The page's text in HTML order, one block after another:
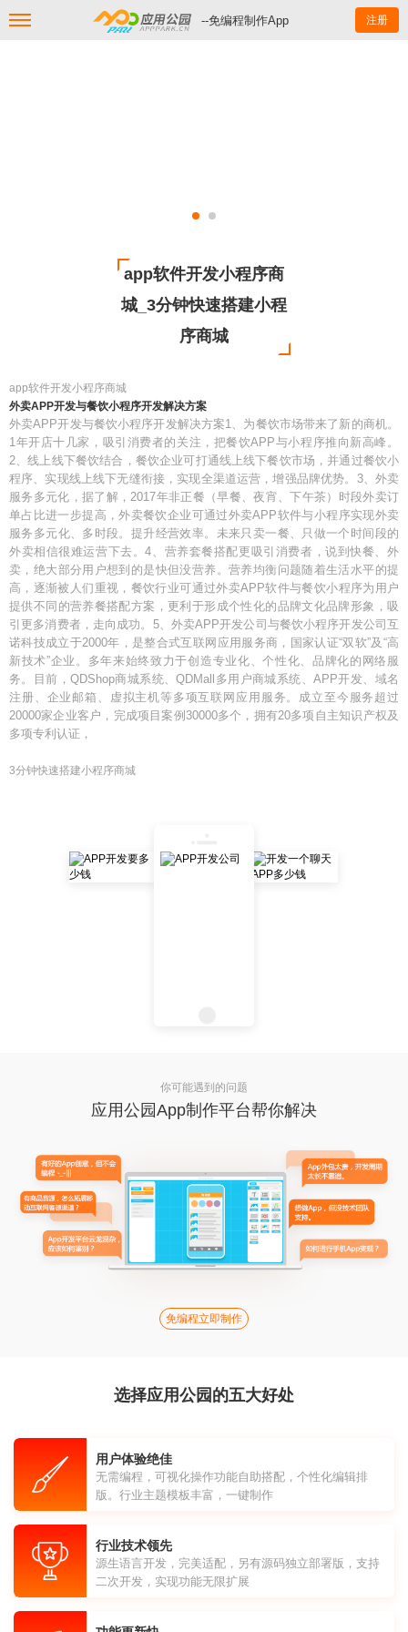
--免编程制作App 注册
app软件开发小程序商
城_3分钟快速搭建小程
序商城
app软件开发小程序商城
外卖APP开发与餐饮小程序开发解决方案
外卖APP开发与餐饮小程序开发解决方案1、为餐饮市场带来了新的商机。
1年开店十几家，吸引消费者的关注，把餐饮APP与小程序推向新高峰。
2、线上线下餐饮结合，餐饮企业可打通线上线下餐饮市场，并通过餐饮小
程序、实现线上线下无缝衔接，实现全渠道运营，增强品牌优势。3、外卖
服务多元化，据了解，2017年非正餐（早餐、夜宵、下午茶）时段外卖订
单占比进一步提高，外卖餐饮企业可通过外卖APP软件与小程序实现外卖
服务多元化、多时段。提升经营效率。未来只卖一餐、只做一个时间段的
外卖相信很难运营下去。4、营养套餐搭配更吸引消费者，说到快餐、外
卖，绝大部分用户想到的是快但没营养。营养均衡问题随着生活水平的提
高，逐渐被人们重视，餐饮行业可通过外卖APP软件与餐饮小程序为用户
提供不同的营养餐搭配方案，更利于形成个性化的品牌文化品牌形象，吸
引更多消费者，走向成功。5、外卖APP开发公司与餐饮小程序开发公司互
诺科技成立于2000年，是整合式互联网应用服务商，国家认证“双软”及“高
新技术”企业。多年来始终致力于创造专业化、个性化、品牌化的网络服
务。目前，QDShop商城系统、QDMall多用户商城系统、APP开发、域名
注册、企业邮箱、虚拟主机等多项互联网应用服务。成立至今服务超过
20000家企业客户，完成项目案例30000多个，拥有20多项自主知识产权及
多项专利认证，
3分钟快速搭建小程序商城
你可能遇到的问题
应用公园App制作平台帮你解决
免编程立即制作
选择应用公园的五大好处
用户体验绝佳
无需编程，可视化操作功能自助搭配，个性化编辑排
版。行业主题模板丰富，一键制作
行业技术领先
源生语言开发，完美适配，另有源码独立部署版，支持
二次开发，实现功能无限扩展